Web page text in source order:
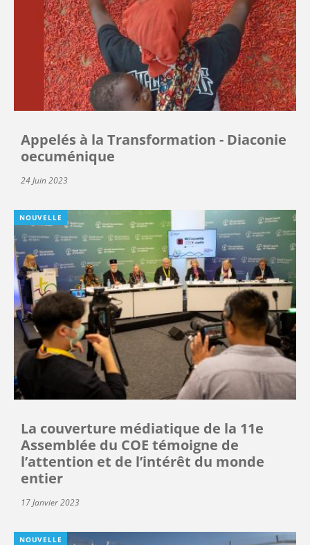
Appelés à la Transformation - Diaconie
oecuménique
24 Juin 2023
NOUVELLE
La couverture médiatique de la 11e
Assemblée du COE témoigne de
l’attention et de l’intérêt du monde
entier
17 Janvier 2023
NOUVELLE